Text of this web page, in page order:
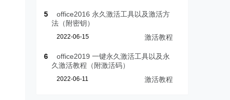
5
office2016 永久激活工具以及激活方
法（附密钥）
2022-06-15 激活教程
6
office2019 一键永久激活工具以及永
久激活教程（附激活码）
2022-06-11 激活教程